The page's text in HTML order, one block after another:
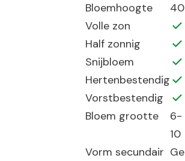
Bloemhoogte
40
Volle zon
Half zonnig
Snijbloem
Hertenbestendig
Vorstbestendig
Bloem grootte
6-
10
Vorm secundair Ge